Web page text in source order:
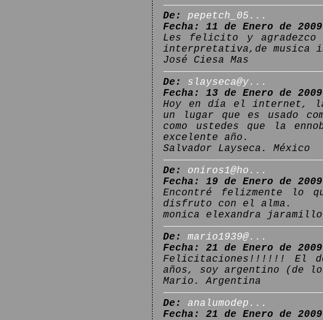
De:
pepetch_05...
Fecha: 11 de Enero de 2009
Les felicito y agradezco
interpretativa,de musica
José Ciesa Mas
De:
slayseca@y...
Fecha: 13 de Enero de 2009
Hoy en día el internet,
un lugar que es usado
como ustedes que la
excelente año.
Salvador Layseca. México
De:
oniros1@ho...
Fecha: 19 de Enero de 2009
Encontré felizmente lo
disfruto con el alma.
monica elexandra
De:
mario1939@...
Fecha: 21 de Enero de 2009
Felicitaciones!!!!!! El
años, soy argentino (de
Mario. Argentina
De:
analumodep...
Fecha: 21 de Enero de 2009